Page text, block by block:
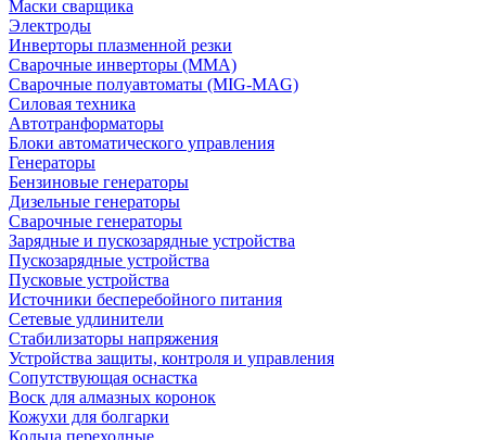
Маски сварщика
Электроды
Инверторы плазменной резки
Сварочные инверторы (MMA)
Сварочные полуавтоматы (MIG-MAG)
Силовая техника
Автотранформаторы
Блоки автоматического управления
Генераторы
Бензиновые генераторы
Дизельные генераторы
Сварочные генераторы
Зарядные и пускозарядные устройства
Пускозарядные устройства
Пусковые устройства
Источники бесперебойного питания
Сетевые удлинители
Стабилизаторы напряжения
Устройства защиты, контроля и управления
Сопутствующая оснастка
Воск для алмазных коронок
Кожухи для болгарки
Кольца переходные